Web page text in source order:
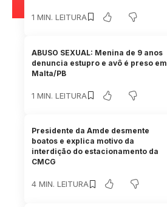
1 MIN. LEITURA
ABUSO SEXUAL: Menina de 9 anos
denuncia estupro e avô é preso em
Malta/PB
1 MIN. LEITURA
Presidente da Amde desmente
boatos e explica motivo da
interdição do estacionamento da
CMCG
4 MIN. LEITURA